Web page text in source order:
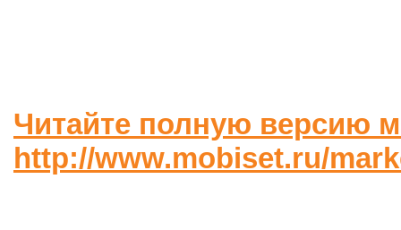
Читайте полную версию
http://www.mobiset.ru/